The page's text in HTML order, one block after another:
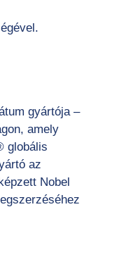
gyártója –
amely
globális
az
Nobel